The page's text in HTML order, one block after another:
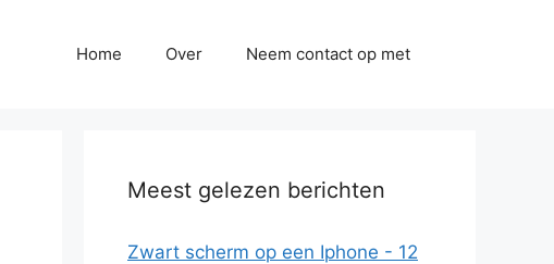
Home Over Neem contact op met
Meest gelezen berichten
Zwart scherm op een Iphone - 12